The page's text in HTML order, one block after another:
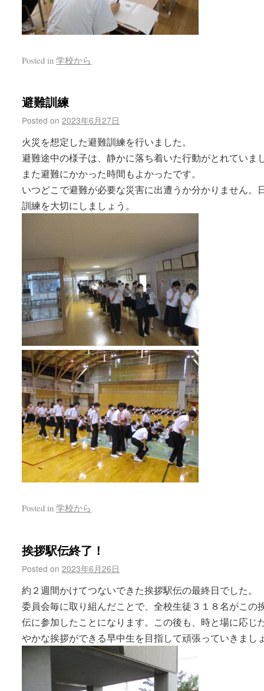
Posted in 学校から
避難訓練
Posted on 2023年6月27日
火災を想定した避難訓練を行いました。
避難途中の様子は、静かに落ち着いた行動がとれていま
また避難にかかった時間もよかったです。
いつどこで避難が必要な災害に出遭うか分かりません。
訓練を大切にしましょう。
Posted in 学校から
挨拶駅伝終了！
Posted on 2023年6月26日
約２週間かけてつないできた挨拶駅伝の最終日でした。
委員会毎に取り組んだことで、全校生徒３１８名がこの
伝に参加したことになります。この後も、時と場に応じ
やかな挨拶ができる早中生を目指して頑張っていきまし